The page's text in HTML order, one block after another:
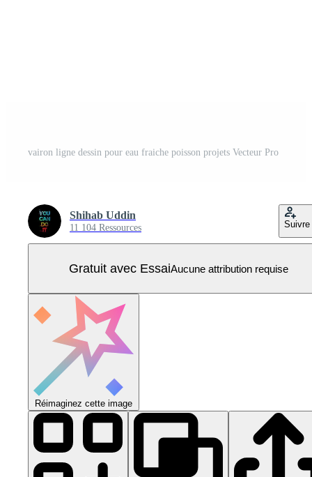
vairon ligne dessin pour eau fraiche poisson projets Vecteur Pro
Shihab Uddin
11 104 Ressources Suivre
Gratuit avec EssaiAucune attribution requise
Réimaginez cette image